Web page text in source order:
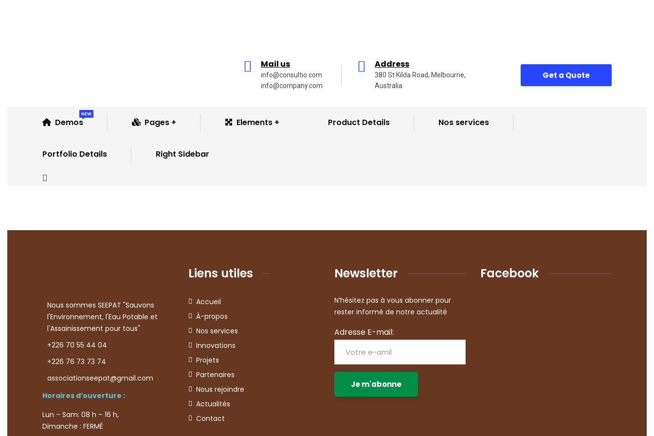
Mail us
info@consultio.com
info@company.com
Address
380 St Kilda Road, Melbourne,
Australia
Get a Quote
Demos
NEW
Pages Elements Product Details Nos services
Portfolio Details Right Sidebar
Nous sommes SEEPAT "Sauvons
l'Environnement, l'Eau Potable et
l'Assainissement pour tous"
+226 70 55 44 04
+226 76 73 73 74
associationseepat@gmail.com
Horaires d’ouverture :
Lun – Sam: 08 h – 16 h,
Dimanche : FERMÉ
Liens utiles
Accueil
À-propos
Nos services
Innovations
Projets
Partenaires
Nous rejoindre
Actualités
Contact
Newsletter
N’hésitez pas à vous abonner pour
rester informé de notre actualité
Adresse E-mail:
Facebook